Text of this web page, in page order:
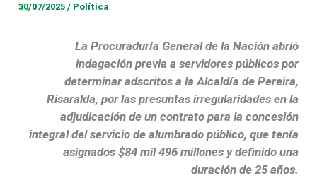
30/07/2025/ Política
La Procuraduría General de la Nación abrió
indagación previa a servidores públicos por
determinar adscritos a la Alcaldía de Pereira,
Risaralda, por las presuntas irregularidades en la
adjudicación de un contrato para la concesión
integral del servicio de alumbrado público, que tenía
asignados $84 mil 496 millones y definido una
duración de 25 años.